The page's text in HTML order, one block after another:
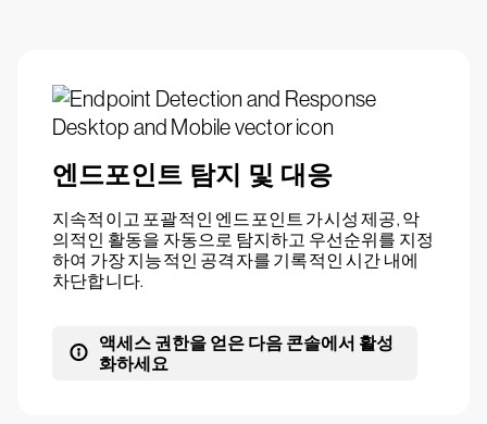
엔드포인트 탐지 및 대응
지속적이고 포괄적인 엔드포인트 가시성 제공, 악
의적인 활동을 자동으로 탐지하고 우선순위를 지정
하여 가장 지능적인 공격자를 기록적인 시간 내에
차단합니다.
액세스 권한을 얻은 다음 콘솔에서 활성
화하세요